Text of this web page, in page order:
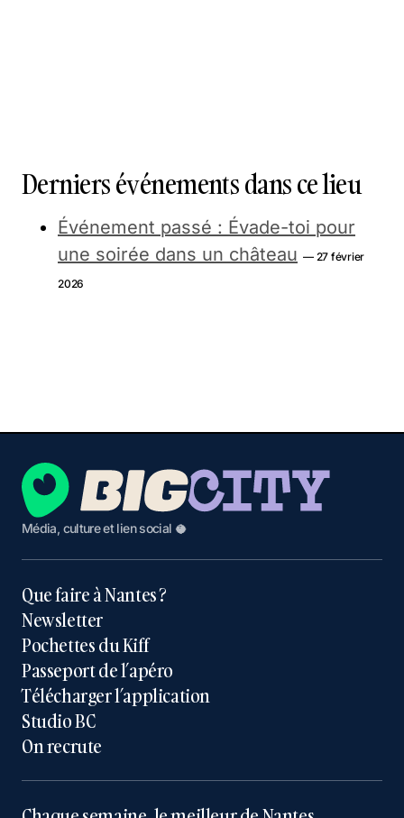
Derniers événements dans ce lieu
Événement passé : Évade-toi pour
une soirée dans un château — 27 février
2026
Média, culture et lien social 🥥
Que faire à Nantes ?
Newsletter
Pochettes du Kiff
Passeport de l’apéro
Télécharger l’application
Studio BC
On recrute